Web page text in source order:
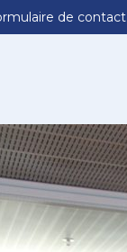
de contact